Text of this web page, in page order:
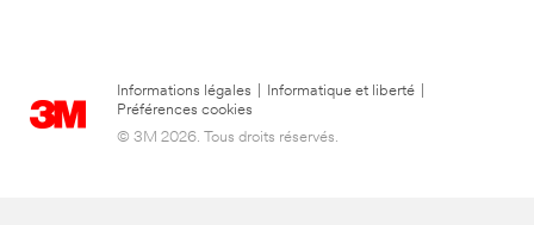
Informations légales Informatique et liberté
Préférences cookies
© 3M 2026. Tous droits réservés.